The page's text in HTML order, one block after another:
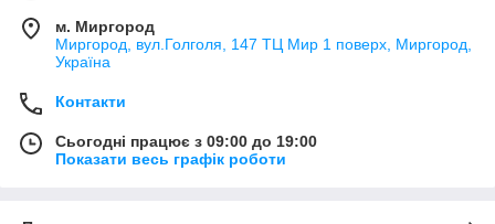
м. Миргород
Миргород, вул.Голголя, 147 ТЦ Мир 1 поверх, Миргород,
Україна
Контакти
Сьогодні працює з 09:00 до 19:00
Показати весь графік роботи